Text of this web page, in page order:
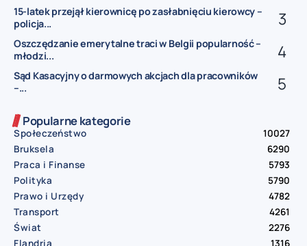
15-latek przejął kierownicę po zasłabnięciu kierowcy –
policja...
Oszczędzanie emerytalne traci w Belgii popularność –
młodzi...
Sąd Kasacyjny o darmowych akcjach dla pracowników
–...
Popularne kategorie
Społeczeństwo
10027
Bruksela
6290
Praca i Finanse
5793
Polityka
5790
Prawo i Urzędy
4782
Transport
4261
Świat
2276
Flandria
1316